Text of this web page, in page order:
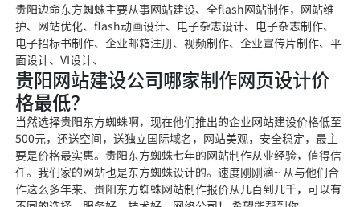
贵阳边命东方蜘蛛主要从事网站建设、全flash网站制作，网站维
护、网站优化、flash动画设计、电子杂志设计、电子杂志制作、
电子招标书制作、企业邮箱注册、视频制作、企业宣传片制作、平
面设计、VI设计、
贵阳网站建设公司哪家制作网页设计价
格最低？
当然选择贵阳东方蜘蛛啊，现在他们推出的企业网站建设价格低至
500元，还送空间，送独立国际域名，网站美观，安全稳定，最主
要是价格最实惠。贵阳东方蜘蛛七年的网站制作从业经验，值得信
任。我们家的网站也是东方蜘蛛设计的。速度刚刚滴~ 从与他们合
作这么多年来、贵阳东方蜘蛛网站制作报价从几百到几千，可以有